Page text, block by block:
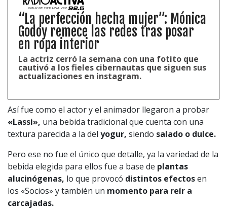
“La perfección hecha mujer”: Mónica
Godoy remece las redes tras posar
en ropa interior
La actriz cerró la semana con una fotito que
cautivó a los fieles cibernautas que siguen sus
actualizaciones en instagram.
Así fue como el actor y el animador llegaron a probar
«Lassi», una bebida tradicional que cuenta con una
textura parecida a la del yogur, siendo salado o dulce.
Pero ese no fue el único que detalle, ya la variedad de la
bebida elegida para ellos fue a base de plantas
alucinógenas, lo que provocó distintos efectosen
los «Socios» y también un momento para reír a
carcajadas.